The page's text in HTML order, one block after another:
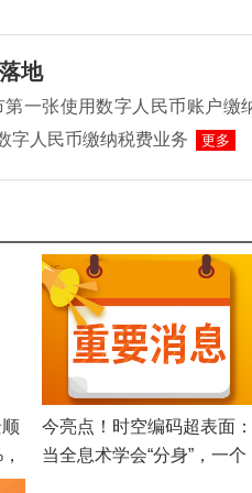
地
一张使用数字人民币账户缴
字人民币缴纳税费业务
更多
今亮点！时空编码超表面：
当全息术学会“分身”，一个